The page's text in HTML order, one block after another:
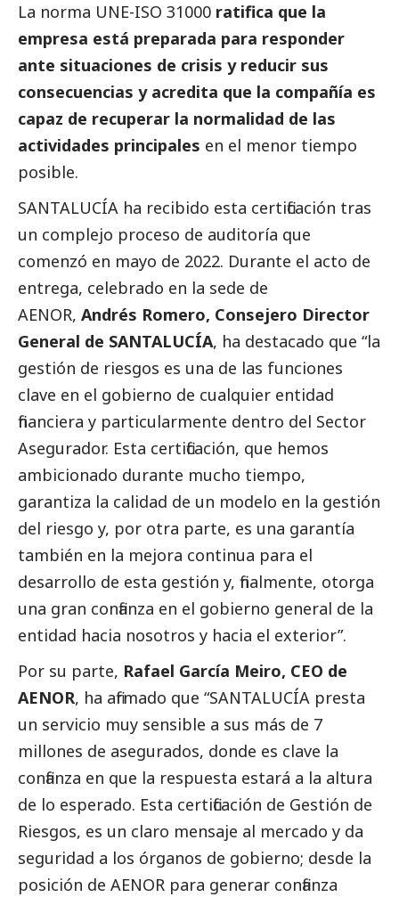
La norma UNE-ISO 31000 ratifica que la
empresa está preparada para responder
ante situaciones de crisis y reducir sus
consecuencias y acredita que la compañía es
capaz de recuperar la normalidad de las
actividades principales en el menor tiempo
posible.
SANTALUCÍA ha recibido esta certificación tras
un complejo proceso de auditoría que
comenzó en mayo de 2022. Durante el acto de
entrega, celebrado en la sede de
AENOR, Andrés Romero, Consejero Director
General de SANTALUCÍA, ha destacado que “la
gestión de riesgos es una de las funciones
clave en el gobierno de cualquier entidad
financiera y particularmente dentro del Sector
Asegurador. Esta certificación, que hemos
ambicionado durante mucho tiempo,
garantiza la calidad de un modelo en la gestión
del riesgo y, por otra parte, es una garantía
también en la mejora continua para el
desarrollo de esta gestión y, finalmente, otorga
una gran confianza en el gobierno general de la
entidad hacia nosotros y hacia el exterior”.
Por su parte, Rafael García Meiro, CEO de
AENOR, ha afirmado que “SANTALUCÍA presta
un servicio muy sensible a sus más de 7
millones de asegurados, donde es clave la
confianza en que la respuesta estará a la altura
de lo esperado. Esta certificación de Gestión de
Riesgos, es un claro mensaje al mercado y da
seguridad a los órganos de gobierno; desde la
posición de AENOR para generar confianza